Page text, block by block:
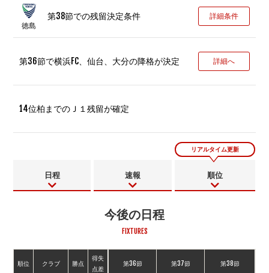
徳島
第38節での残留決定条件 詳細条件
第36節で横浜FC、仙台、大分の降格が決定 詳細へ
14位柏までのＪ１残留が確定
日程 速報 順位
リアルタイム更新
今後の日程
FIXTURES
順位 クラブ 勝点
得失
点差
第36節 第37節 第38節